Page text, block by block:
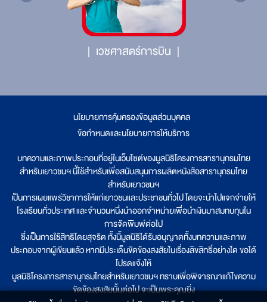
เวชศาสตร์การบิน
นโยบายการคุ้มครองข้อมูลส่วนบุคคล
ข้อกำหนดและนโยบายการให้บริการ
บทความและภาพประกอบที่อยู่ในเว็บไซต์ของมูลนิธิโครงการสารานุกรมไทย
สำหรับเยาวชนฯ นี้ใช้สำหรับเพื่อสนับสนุนการผลิตหนังสือสารานุกรมไทย
สำหรับเยาวชนฯ
เป็นการเผยแพร่วิชาการให้แก่เยาวชนและประชาชนทั่วไป โดยจะนำไปแจกจ่ายให้
โรงเรียนทั่วประเทศ และจำนวนหนึ่งนำออกจำหน่ายเพื่อนำเงินมาสมทบทุนใน
การจัดพิมพ์ต่อไป
ซึ่งเป็นการใช้สิทธิโดยสุจริต ทั้งนี้มูลนิธิได้รับอนุญาตทั้งบทความและภาพ
ประกอบจากผู้เขียนแล้ว หากมีประเด็นขัดข้องสงสัยในเรื่องลิขสิทธิ์อย่างใด ขอได้
โปรดแจ้งให้
มูลนิธิโครงการสารานุกรมไทยสำหรับเยาวชนฯ ทราบเพื่อพิจารณาแก้ไขความ
ขัดข้องสงสัยนั้นต่อไป จะเป็นพระคุณยิ่ง